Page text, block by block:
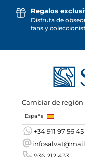
Regalos
Disfruta de
fans y
Cambiar de región
España
+34 911 97 56 45